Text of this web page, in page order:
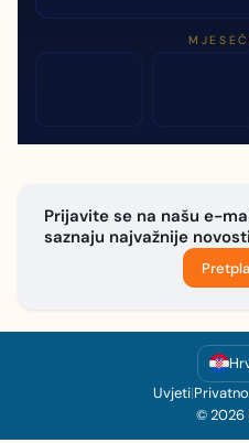
Prijavite se na našu e-
saznaju najvažnije
Uvjeti|
© 2026